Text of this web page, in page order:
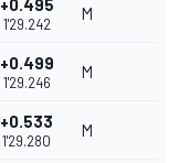
+0.495
1'29.242
M
+0.499
1'29.246
M
+0.533
1'29.280
M